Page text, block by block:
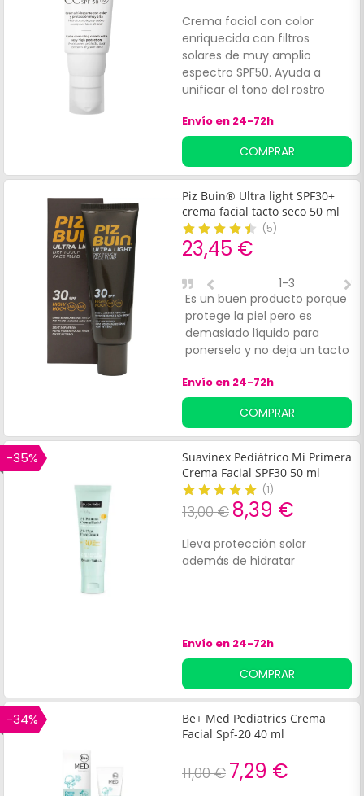
Crema facial con color
enriquecida con filtros
solares de muy amplio
espectro SPF50. Ayuda a
unificar el tono del rostro
proteger la piel de los efectos
nocivos de los rayos solares.
Ideal para usar sola o como
base de maquillaje. Es
indicada para todo tipo de
piel.
Envío en 24-72h
COMPRAR
Piz Buin® Ultra light SPF30+
crema facial tacto seco 50 ml
(5)
23,45 €
Es un buen producto porque
protege la piel pero es
demasiado líquido para
ponerselo y no deja un tacto
1-3
Envío en 24-72h
COMPRAR
-35%
Suavinex Pediátrico Mi Primera
Crema Facial SPF30 50 ml
(1)
13,00 € 8,39 €
Lleva protección solar
además de hidratar
Envío en 24-72h
COMPRAR
-34%
Be+ Med Pediatrics Crema
Facial Spf-20 40 ml
11,00 € 7,29 €